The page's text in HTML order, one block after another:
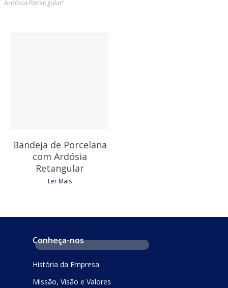
Ardósia Retangular”
Bandeja de Porcelana
com Ardósia
Retangular
Ler Mais
Conheça-nos
História da Empresa
Missão, Visão e Valores